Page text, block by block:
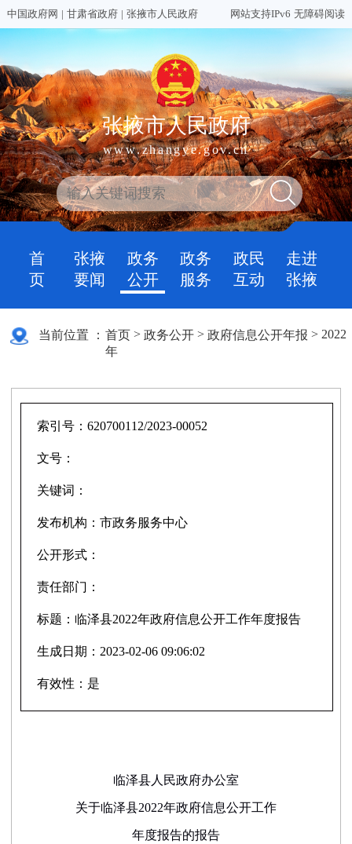
中国政府网 | 甘肃省政府 | 张掖市人民政府 网站支持IPv6 无障碍阅读
张掖市人民政府
www.zhangye.gov.cn
首
页
张掖
要闻
政务
公开
政务
服务
政民
互动
走进
张掖
当前位置 ： 首页 >政务公开 >政府信息公开年报 > 2022
年
索引号：620700112/2023-00052
文号：
关键词：
发布机构：市政务服务中心
公开形式：
责任部门：
标题： 临泽县2022年政府信息公开工作年度报告
生成日期： 2023-02-06 09:06:02
有效性： 是
临泽县人民政府办公室
关于临泽县2022年政府信息公开工作
年度报告的报告